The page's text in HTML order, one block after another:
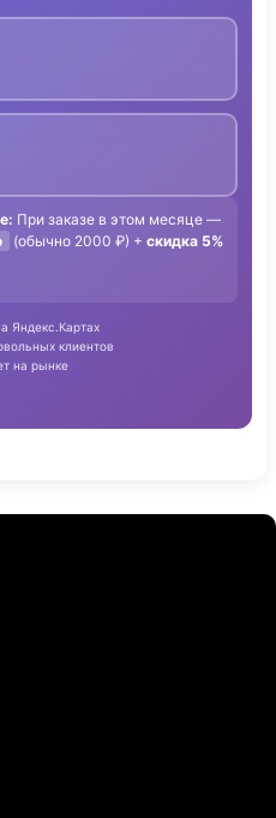
При заказе в этом месяце —
(обычно 2000 ₽) + скидка 5%
на Яндекс.Картах
клиентов
на рынке